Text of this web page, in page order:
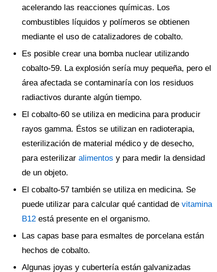
acelerando las reacciones químicas. Los
combustibles líquidos y polímeros se obtienen
mediante el uso de catalizadores de cobalto.
Es posible crear una bomba nuclear utilizando
cobalto-59. La explosión sería muy pequeña, pero el
área afectada se contaminaría con los residuos
radiactivos durante algún tiempo.
El cobalto-60 se utiliza en medicina para producir
rayos gamma. Éstos se utilizan en radioterapia,
esterilización de material médico y de desecho,
para esterilizar alimentos y para medir la densidad
de un objeto.
El cobalto-57 también se utiliza en medicina. Se
puede utilizar para calcular qué cantidad de vitamina
B12 está presente en el organismo.
Las capas base para esmaltes de porcelana están
hechos de cobalto.
Algunas joyas y cubertería están galvanizadas